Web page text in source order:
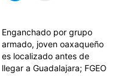
Enganchado por grupo
armado, joven oaxaqueño
es localizado antes de
llegar a Guadalajara; FGEO